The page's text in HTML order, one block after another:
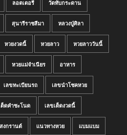
ลอตเตอรี่ วัดทับกระดาน
สุนารีราชสีมา หลวงปู่ศิลา
หวยงวดนี้ หวยลาว หวยลาววันนี้
หวยแม่จำเนียร อาหาร
เลขทะเบียนรถ เลขนำโชคหวย
ด็ดคำชะโนด เลขเด็ดงวดนี้
งกรานต์ แนวทางหวย แบมแบม